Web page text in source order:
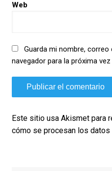
Web
Guarda mi nombre,
navegador para la próxima
Este sitio usa Akismet para
cómo se procesan los